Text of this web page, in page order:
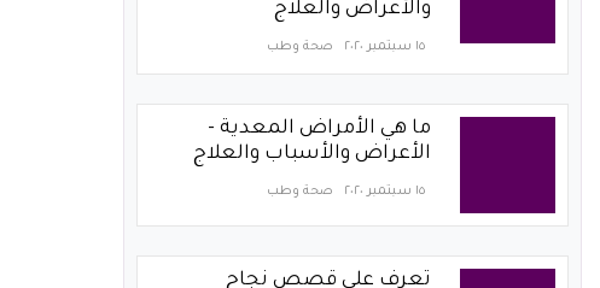
والأعراض والعلاج
١٥ سبتمبر ٢٠٢٠ صحة وطب
ما هي الأمراض المعدية -
الأعراض والأسباب والعلاج
١٥ سبتمبر ٢٠٢٠ صحة وطب
تعرف على قصص نجاح